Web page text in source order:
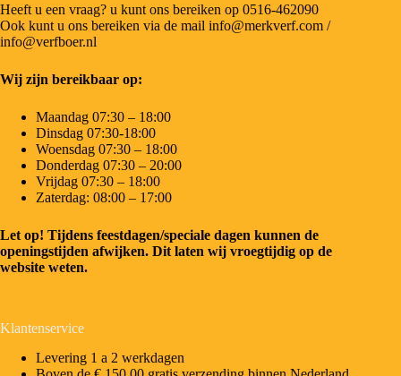
Heeft u een vraag? u kunt ons bereiken op 0516-462090
Ook kunt u ons bereiken via de mail info@merkverf.com /
info@verfboer.nl
Wij zijn bereikbaar op:
Maandag 07:30 – 18:00
Dinsdag 07:30-18:00
Woensdag 07:30 – 18:00
Donderdag 07:30 – 20:00
Vrijdag 07:30 – 18:00
Zaterdag: 08:00 – 17:00
Let op! Tijdens feestdagen/speciale dagen kunnen de
openingstijden afwijken. Dit laten wij vroegtijdig op de
website weten.
Klantenservice
Levering 1 a 2 werkdagen